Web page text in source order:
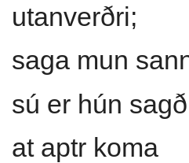
utanverðri;
saga mun
sú er hún
at aptr koma